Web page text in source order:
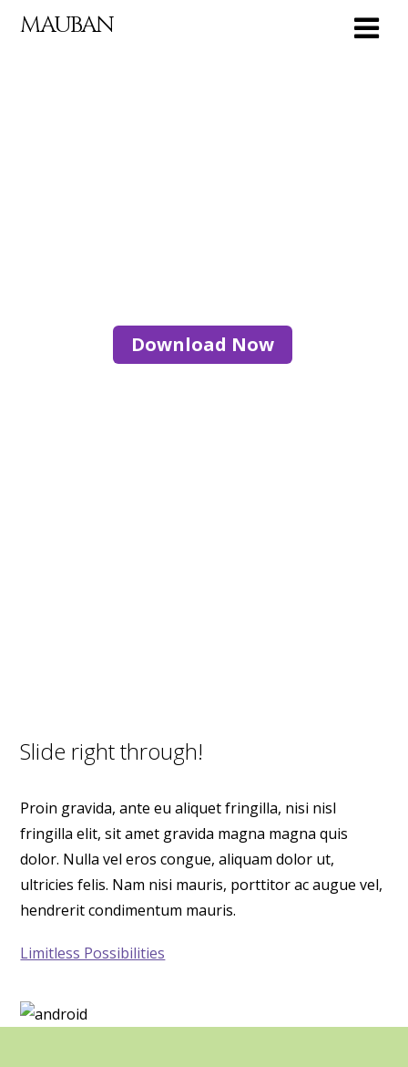
MAUBAN
Download Now
Slide right through!
Proin gravida, ante eu aliquet fringilla, nisi nisl
fringilla elit, sit amet gravida magna magna quis
dolor. Nulla vel eros congue, aliquam dolor ut,
ultricies felis. Nam nisi mauris, porttitor ac augue vel,
hendrerit condimentum mauris.
Limitless Possibilities